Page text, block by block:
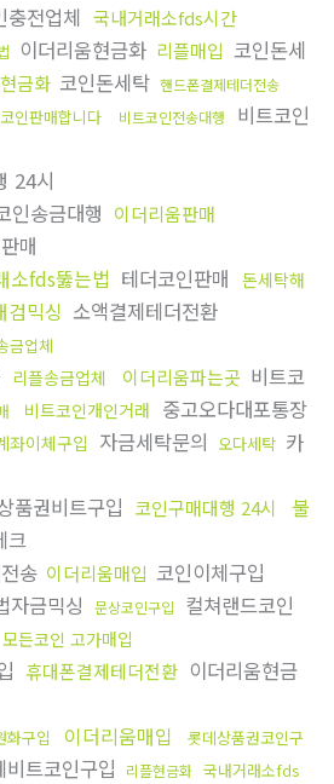
충전업체 국내거래소fds시간
이더리움현금화 리플매입 코인돈세
금화 코인돈세탁 핸드폰결제테더전송
인판매합니다 비트코인전송대행
비트코인
24시
인송금대행 이더리움판매
매
소fds뚫는법 테더코인판매 돈세탁해
검믹싱 소액결제테더전환
금업체
리플송금업체 이더리움파는곳 비트코
비트코인개인거래 중고오다대포통장
좌이체구입 자금세탁문의 오다세탁 카
품권비트구입 코인구매대행 24시
불
크
송 이더리움매입 코인이체구입
자금믹싱 문상코인구입
컬쳐랜드코인
모든코인 고가매입
휴대폰결제테더전환 이더리움현금
화구입 이더리움매입
롯데상품권코인구
비트코인구입 리플현금화 국내거래소fds